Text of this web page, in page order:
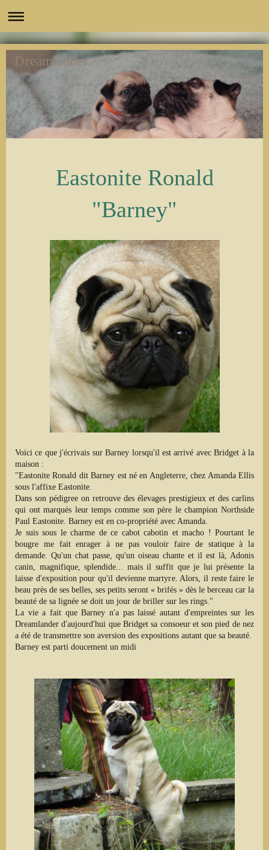
Dreamlander
Eastonite Ronald
"Barney"
Voici ce que j'écrivais sur Barney lorsqu'il est arrivé avec Bridget à la
maison :
"Eastonite Ronald dit Barney est né en Angleterre, chez Amanda Ellis
sous l'affixe Eastonite.
Dans son pédigree on retrouve des élevages prestigieux et des carlins
qui ont marqués leur temps comme son père le champion Northside
Paul Eastonite. Barney est en co-propriété avec Amanda.
Je suis sous le charme de ce cabot cabotin et macho ! Pourtant le
bougre me fait enrager à ne pas vouloir faire de statique à la
demande. Qu'un chat passe, qu'un oiseau chante et il est là, Adonis
canin, magnifique, splendide... mais il suffit que je lui présente la
laisse d'exposition pour qu'il devienne martyre. Alors, il reste faire le
beau près de ses belles, ses petits seront « brifés » dès le berceau car la
beauté de sa lignée se doit un jour de briller sur les rings."
La vie a fait que Barney n'a pas laissé autant d'empreintes sur les
Dreamlander d'aujourd'hui que Bridget sa consoeur et son pied de nez
a été de transmettre son aversion des expositions autant que sa beauté.
Barney est parti doucement un midi